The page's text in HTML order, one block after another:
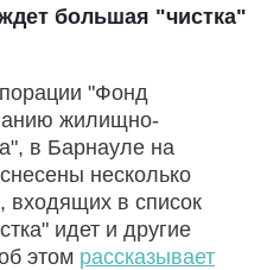
большая "чистка"
"Фонд
жилищно-
в Барнауле на
несколько
входящих в список
идет и другие
этом рассказывает